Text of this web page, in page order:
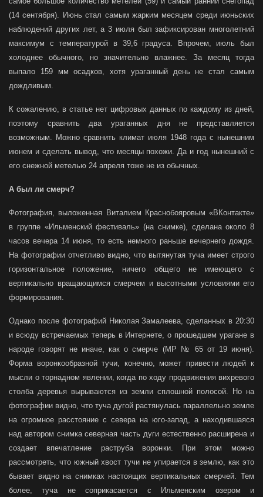
(14 сентября). Июнь стал самым жарким месяцем среди июньских
наблюдений других лет, а 3 июля был зафиксирован многолетний
максимум с температурой в 39,6 градуса. Впрочем, июль был
холоднее обычного, но значительно влажнее. За месяц тогда
выпало 159 мм осадков, хотя ураганный день не стал самым
дождливым.
К сожалению, в статье нет цифровых данных по каждому из дней,
поэтому сравнить два ураганных дня не представляется
возможным. Можно сравнить климат июля 1948 года с нынешним
июнем и сделать вывод, что месяцы похожи. Да и год нынешний с
его снежной метелью 24 апреля тоже не из обычных.
А был ли смерч?
Фотография, выложенная Виталием Краснобояровым «ВКонтакте»
в группе «Ильменский фестиваль» (на снимке), сделана около 8
часов вечера 14 июня, то есть немного раньше вечернего дождя.
На фотографии отчетливо видно, что вытянутая туча имеет строго
горизонтальное положение, ничего общего не имеющего с
вертикально вращающимся смерчем и высотными условиями его
формирования.
Однако после фотографий Николая Замалеева, сделанных в 20:30
и всюду встречаемых теперь в Интернете, о прошедшем урагане в
народе говорят не иначе, как о смерче (МР № 65 от 19 июня).
Форма воронкообразной тучи, конечно, может привести людей к
мысли о торнадном явлении, когда по ходу продвижения вихревого
столба деревья вырываются из земли сплошной полосой. Но на
фотографии видно, что туча дугой растянулась параллельно земле
на огромное расстояние с севера на юго-запад, а находившаяся
над автором снимка северная часть дуги естественно расширена и
создает впечатление раструба воронки. При этом можно
рассмотреть, что южный хвост тучи не упирается в землю, как это
бывает видно на снимках настоящих вертикальных смерчей. Тем
более, туча не соприкасается с Ильменским озером и